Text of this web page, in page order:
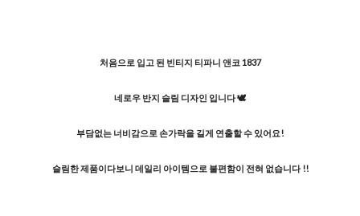
처음으로 입고 된 빈티지 티파니 앤코 1837
네로우 반지 슬림 디자인 입니다 🕊️
부담없는 너비감으로 손가락을 길게 연출할 수 있어요!
슬림한 제품이다보니 데일리 아이템으로 불편함이 전혀 없습니다 !!